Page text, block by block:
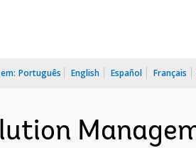
Português English Español Français